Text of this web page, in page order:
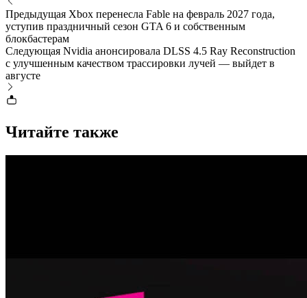
Предыдущая Xbox перенесла Fable на февраль 2027 года,
уступив праздничный сезон GTA 6 и собственным
блокбастерам
Следующая Nvidia анонсировала DLSS 4.5 Ray Reconstruction
с улучшенным качеством трассировки лучей — выйдет в
августе
Читайте также